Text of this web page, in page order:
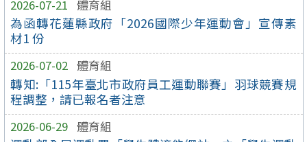
2026-07-21 體育組
為函轉花蓮縣政府「2026國際少年運動會」宣傳素
材1 份
2026-07-02 體育組
轉知:「115年臺北市政府員工運動聯賽」羽球競賽規
程調整，請已報名者注意
2026-06-29 體育組